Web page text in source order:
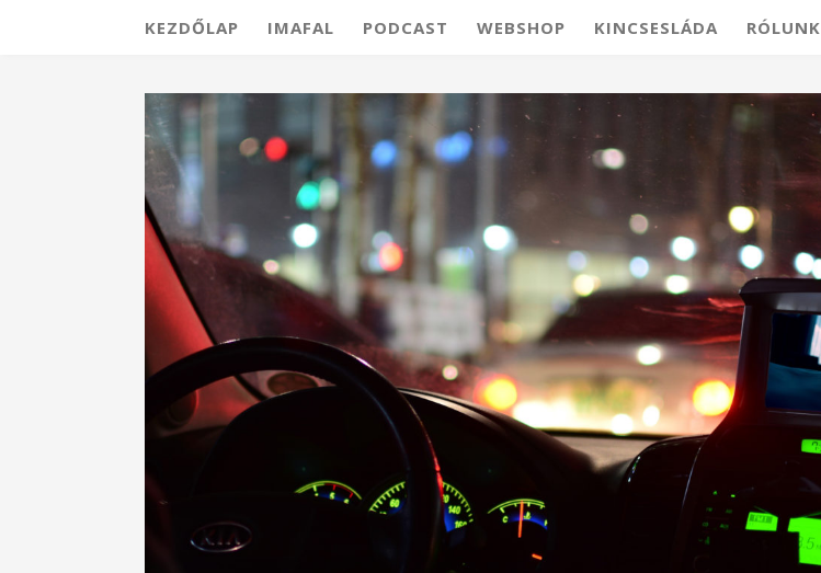
KEZDŐLAP IMAFAL PODCAST WEBSHOP KINCSESLÁDA RÓLUNK